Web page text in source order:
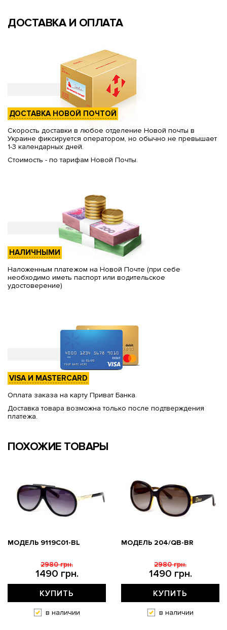
ДОСТАВКА И ОПЛАТА
ДОСТАВКА НОВОЙ ПОЧТОЙ
Скорость доставки в любое отделение Новой почты в
Украине фиксируется оператором, но обычно не превышает
1-3 календарных дней.
Стоимость - по тарифам Новой Почты.
НАЛИЧНЫМИ
Наложенным платежом на Новой Почте (при себе
необходимо иметь паспорт или водительское
удостоверение)
VISA И MASTERCARD
Оплата заказа на карту Приват Банка.
Доставка товара возможна только после подтверждения
платежа.
ПОХОЖИЕ ТОВАРЫ
МОДЕЛЬ 9119С01-BL
1490 грн.
2980 грн.
КУПИТЬ
в наличии
МОДЕЛЬ 204/QB-BR
1490 грн.
2980 грн.
КУПИТЬ
в наличии